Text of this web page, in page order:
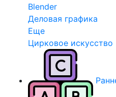
Blender
Деловая графика
Еще
Цирковое искусство